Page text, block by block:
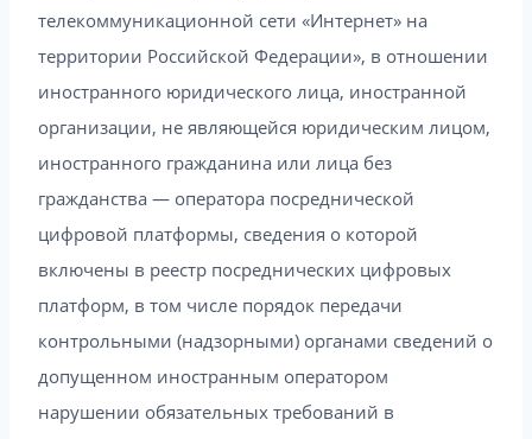
телекоммуникационной сети «Интернет» на
территории Российской Федерации», в отношении
иностранного юридического лица, иностранной
организации, не являющейся юридическим лицом,
иностранного гражданина или лица без
гражданства — оператора посреднической
цифровой платформы, сведения о которой
включены в реестр посреднических цифровых
платформ, в том числе порядок передачи
контрольными (надзорными) органами сведений о
допущенном иностранным оператором
нарушении обязательных требований в